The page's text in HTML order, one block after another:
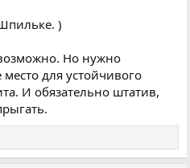
)
Но нужно
для устойчивого
И обязательно штатив,